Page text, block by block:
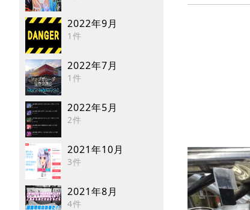
2022年9月
1件
2022年7月
1件
2022年5月
2件
2021年10月
3件
2021年8月
4件